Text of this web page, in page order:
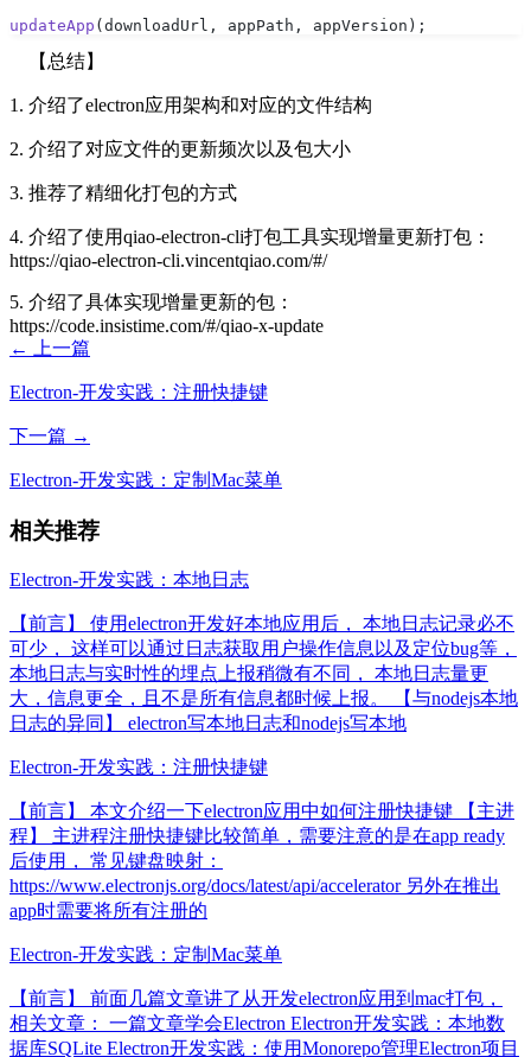
updateApp (downloadUrl, appPath, appVersion);
【总结】
1. 介绍了electron应用架构和对应的文件结构
2. 介绍了对应文件的更新频次以及包大小
3. 推荐了精细化打包的方式
4. 介绍了使用qiao-electron-cli打包工具实现增量更新打包：
https://qiao-electron-cli.vincentqiao.com/#/
5. 介绍了具体实现增量更新的包：
https://code.insistime.com/#/qiao-x-update
← 上一篇
Electron-开发实践：注册快捷键
下一篇 →
Electron-开发实践：定制Mac菜单
相关推荐
Electron-开发实践：本地日志
【前言】 使用electron开发好本地应用后， 本地日志记录必不
可少， 这样可以通过日志获取用户操作信息以及定位bug等，
本地日志与实时性的埋点上报稍微有不同， 本地日志量更
大，信息更全，且不是所有信息都时候上报。 【与nodejs本地
日志的异同】 electron写本地日志和nodejs写本地
Electron-开发实践：注册快捷键
【前言】 本文介绍一下electron应用中如何注册快捷键 【主进
程】 主进程注册快捷键比较简单，需要注意的是在app ready
后使用， 常见键盘映射：
https://www.electronjs.org/docs/latest/api/accelerator 另外在推出
app时需要将所有注册的
Electron-开发实践：定制Mac菜单
【前言】 前面几篇文章讲了从开发electron应用到mac打包，
相关文章： 一篇文章学会Electron Electron开发实践：本地数
据库SQLite Electron开发实践：使用Monorepo管理Electron项目